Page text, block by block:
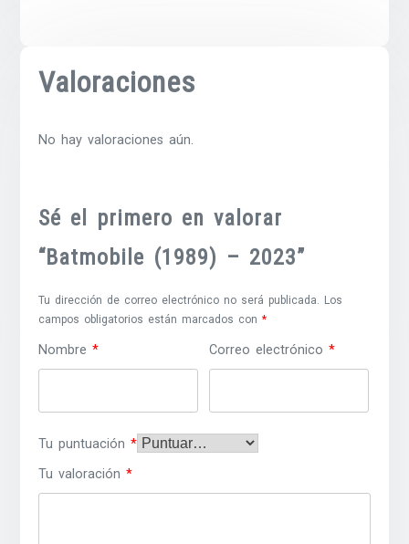
Valoraciones
No hay valoraciones aún.
Sé el primero en valorar
“Batmobile (1989) – 2023”
Tu dirección de correo electrónico no será publicada. Los
campos obligatorios están marcados con*
Nombre* Correo electrónico*
Tu puntuación*
Tu valoración*